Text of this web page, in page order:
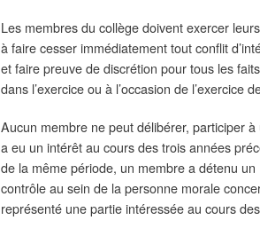
Les membres du collège doivent exercer
à faire cesser immédiatement tout conflit
et faire preuve de discrétion pour tous les
dans l’exercice ou à l’occasion de l’exercice
Aucun membre ne peut délibérer, participer
a eu un intérêt au cours des trois années
de la même période, un membre a détenu
contrôle au sein de la personne morale
représenté une partie intéressée au cours